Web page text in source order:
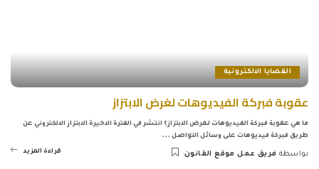
القضايا الالكترونية
عقوبة فبركة الفيديوهات لغرض الابتزاز
ما هي عقوبة فبركة الفيديوهات لغرض الابتزاز؟ انتشر في الفترة الاخيرة الابتزاز الالكتروني عن
طريق فبركة فيديوهات على وسائل التواصل ...
Posted
بواسطة فريق عمل موقع القانون قراءة المزيد